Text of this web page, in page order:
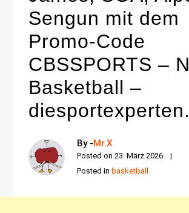
Sengun mit dem
Promo-Code
CBSSPORTS –
Basketball –
By -Mr.X
Posted on23. März 2026
Posted in basketball